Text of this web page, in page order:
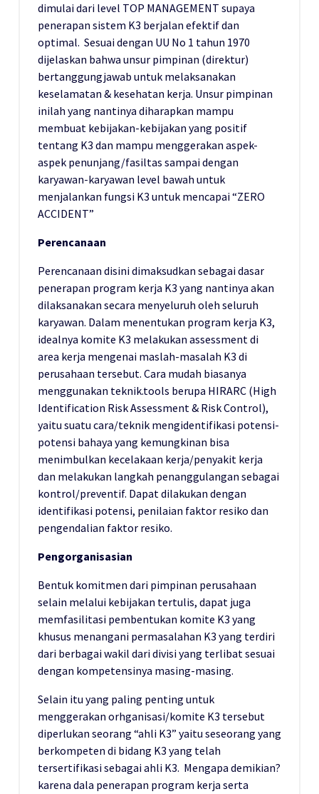
dimulai dari level TOP MANAGEMENT supaya
penerapan sistem K3 berjalan efektif dan
optimal. Sesuai dengan UU No 1 tahun 1970
dijelaskan bahwa unsur pimpinan (direktur)
bertanggungjawab untuk melaksanakan
keselamatan & kesehatan kerja. Unsur pimpinan
inilah yang nantinya diharapkan mampu
membuat kebijakan-kebijakan yang positif
tentang K3 dan mampu menggerakan aspek-
aspek penunjang/fasiltas sampai dengan
karyawan-karyawan level bawah untuk
menjalankan fungsi K3 untuk mencapai “ZERO
ACCIDENT”
Perencanaan
Perencanaan disini dimaksudkan sebagai dasar
penerapan program kerja K3 yang nantinya akan
dilaksanakan secara menyeluruh oleh seluruh
karyawan. Dalam menentukan program kerja K3,
idealnya komite K3 melakukan assessment di
area kerja mengenai maslah-masalah K3 di
perusahaan tersebut. Cara mudah biasanya
menggunakan teknik.tools berupa HIRARC (High
Identification Risk Assessment & Risk Control),
yaitu suatu cara/teknik mengidentifikasi potensi-
potensi bahaya yang kemungkinan bisa
menimbulkan kecelakaan kerja/penyakit kerja
dan melakukan langkah penanggulangan sebagai
kontrol/preventif. Dapat dilakukan dengan
identifikasi potensi, penilaian faktor resiko dan
pengendalian faktor resiko.
Pengorganisasian
Bentuk komitmen dari pimpinan perusahaan
selain melalui kebijakan tertulis, dapat juga
memfasilitasi pembentukan komite K3 yang
khusus menangani permasalahan K3 yang terdiri
dari berbagai wakil dari divisi yang terlibat sesuai
dengan kompetensinya masing-masing.
Selain itu yang paling penting untuk
menggerakan orhganisasi/komite K3 tersebut
diperlukan seorang “ahli K3” yaitu seseorang yang
berkompeten di bidang K3 yang telah
tersertifikasi sebagai ahli K3. Mengapa demikian?
karena dala penerapan program kerja serta